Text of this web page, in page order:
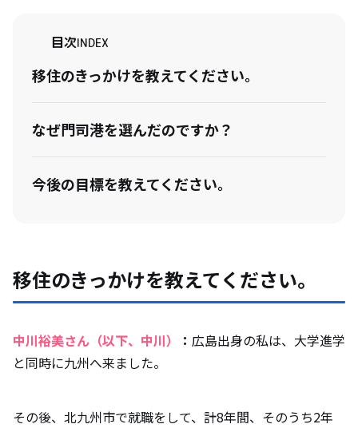
目次INDEX
移住のきっかけを教えてください。
なぜ門司港を選んだのですか？
今後の目標を教えてください。
移住のきっかけを教えてください。
中川裕美さん（以下、中川） ： 広島出身の私は、大学進学
と同時に九州へ来ました。
その後、北九州市で就職をして、計8年間、そのうち2年